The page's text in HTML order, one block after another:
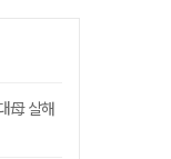
母 살해